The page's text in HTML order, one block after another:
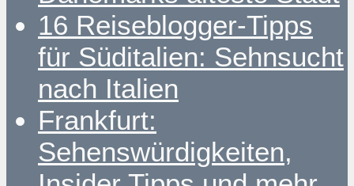
16 Reiseblogger-Tipps
für Süditalien: Sehnsucht
nach Italien
Frankfurt:
Sehenswürdigkeiten,